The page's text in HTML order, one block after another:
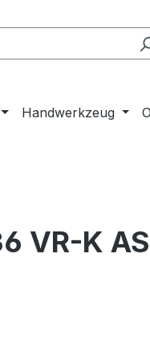
Handwerkzeug
VR-K